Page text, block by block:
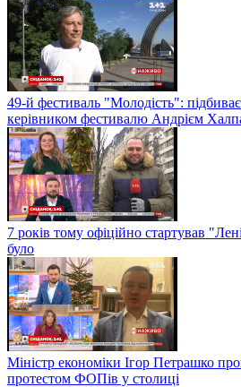
49-й фестиваль "Молодість":
керівником фестивалю Андрієм
7 років тому офіційно стартував
було
Міністр економіки Ігор Петрашко
протестом ФОПів у столиці